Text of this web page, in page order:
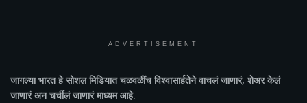
ADVERTISEMENT
जागल्या भारतहे सोशल मिडियात चळवळींच विश्वासार्हतेने वाचलं जाणारं, शेअर केलं
जाणारं अन चर्चीलं जाणारं माध्यम आहे.